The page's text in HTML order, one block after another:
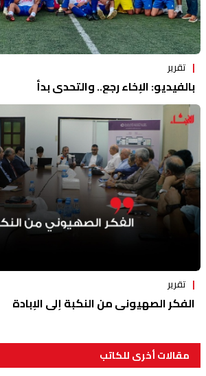
تقرير
بالفيديو: الإخاء رجع.. والتحدي بدأ
تقرير
الفكر الصهيوني من النكبة إلى الإبادة
مقالات أخرى للكاتب